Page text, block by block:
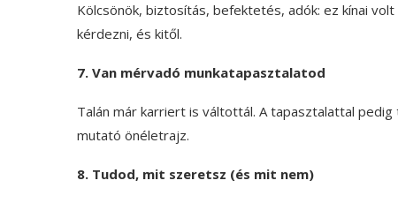
Kölcsönök, biztosítás, befektetés, adók: ez kínai
kérdezni, és kitől.
7. Van mérvadó munkatapasztalatod
Talán már karriert is váltottál. A tapasztalattal
mutató önéletrajz.
8. Tudod, mit szeretsz (és mit nem)